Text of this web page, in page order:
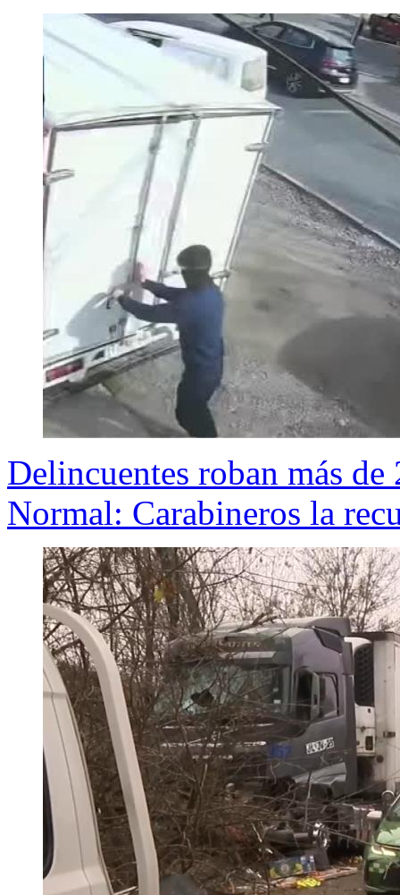
Delincuentes roban más
Normal: Carabineros la